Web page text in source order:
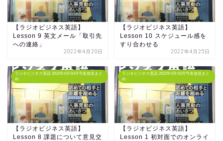
【ラジオビジネス英語】
Lesson 9 英文メール「取引先
への連絡」
2022年4月20日
【ラジオビジネス英語】
Lesson 10 スケジュール感を
すり合わせる
2022年4月25日
ラジオビジネス英語 2022年4月/10月号各放送まと
め
【ラジオビジネス英語】
Lesson 8 課題について意見交
ラジオビジネス英語 2022年4月/10月号各放送まと
め
【ラジオビジネス英語】
Lesson 1 初対面でのオンライ